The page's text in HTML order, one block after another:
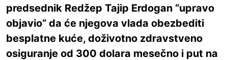
predsednik Redžep Tajip Erdogan “upravo
objavio” da će njegova vlada obezbediti
besplatne kuće, doživotno zdravstveno
osiguranje od 300 dolara mesečno i put na